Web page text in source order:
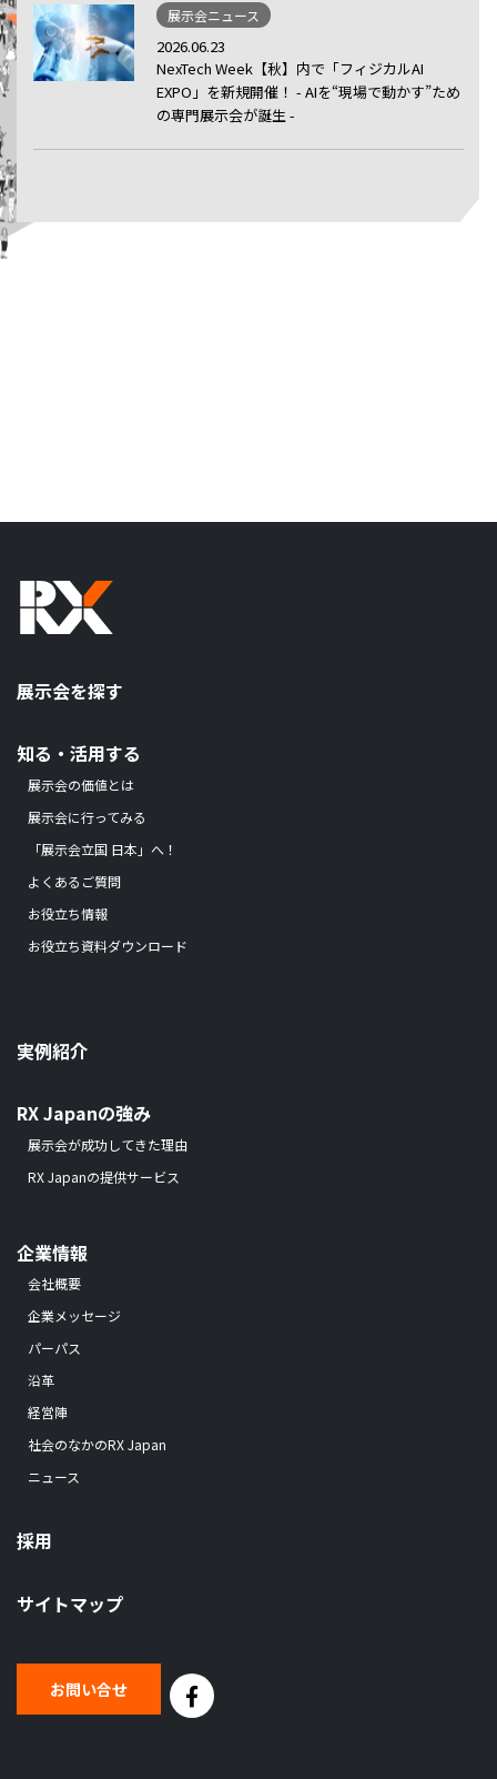
展示会ニュース
2026.06.23
NexTech Week【秋】内で「フィジカルAI
EXPO」を新規開催！ - AIを“現場で動かす”ため
の専門展示会が誕生 -
展示会を探す
知る・活用する
展示会の価値とは
展示会に行ってみる
「展示会立国 日本」へ！
よくあるご質問
お役立ち情報
お役立ち資料ダウンロード
実例紹介
RX Japanの強み
展示会が成功してきた理由
RX Japanの提供サービス
企業情報
会社概要
企業メッセージ
パーパス
沿革
経営陣
社会のなかのRX Japan
ニュース
採用
サイトマップ
お問い合せ